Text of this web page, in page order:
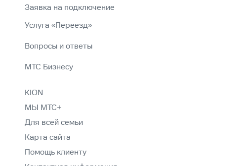
Заявка на подключение
Услуга «Переезд»
Вопросы и ответы
МТС Бизнесу
KION
МЫ МТС+
Для всей семьи
Карта сайта
Помощь клиенту